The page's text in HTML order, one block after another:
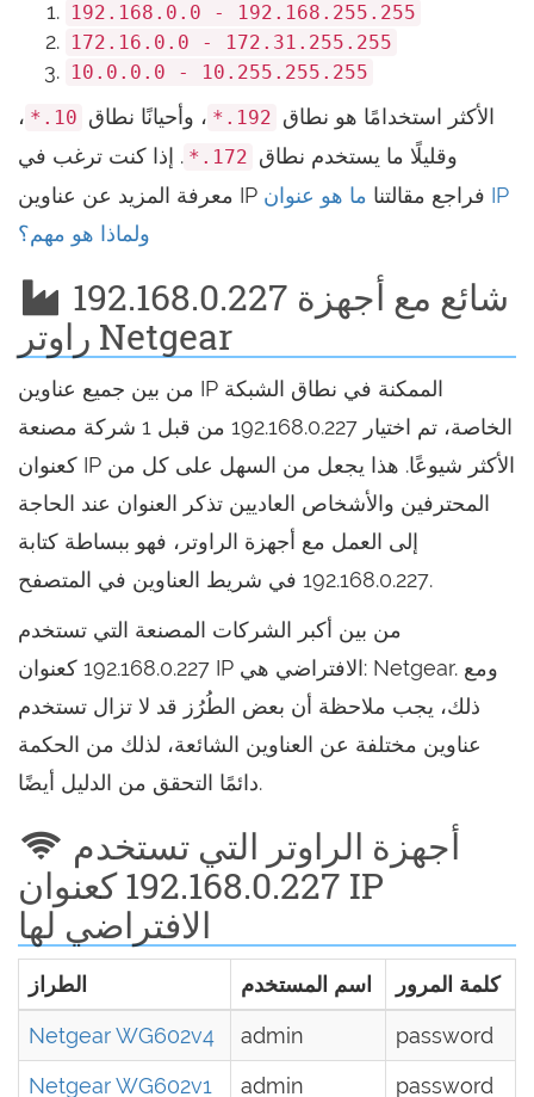
192.168.0.0 - 192.168.255.255
172.16.0.0 - 172.31.255.255
10.0.0.0 - 10.255.255.255
الأكثر استخدامًا هو نطاق 192.* ، وأحيانًا نطاق 10.*
،
وقليلًا ما يستخدم نطاق 172.*
. إذا كنت ترغب في
معرفة المزيد عن عناوين IP فراجع مقالتنا ما هو عنوان IP
ولماذا هو مهم؟
192.168.0.227 شائع مع أجهزة
راوتر Netgear
من بين جميع عناوين IP الممكنة في نطاق الشبكة
الخاصة، تم اختيار 192.168.0.227 من قبل 1 شركة مصنعة
كعنوان IP الأكثر شيوعًا. هذا يجعل من السهل على كل من
المحترفين والأشخاص العاديين تذكر العنوان عند الحاجة
إلى العمل مع أجهزة الراوتر، فهو ببساطة كتابة
192.168.0.227 في شريط العناوين في المتصفح.
من بين أكبر الشركات المصنعة التي تستخدم
192.168.0.227 كعنوان IP الافتراضي هي: Netgear. ومع
ذلك، يجب ملاحظة أن بعض الطُرُز قد لا تزال تستخدم
عناوين مختلفة عن العناوين الشائعة، لذلك من الحكمة
دائمًا التحقق من الدليل أيضًا.
192.168.0.227 كعنوان IP
الافتراضي لها
الطراز اسم المستخدم كلمة المرور
Netgear WG602v4 admin
password
Netgear WG602v1
admin password